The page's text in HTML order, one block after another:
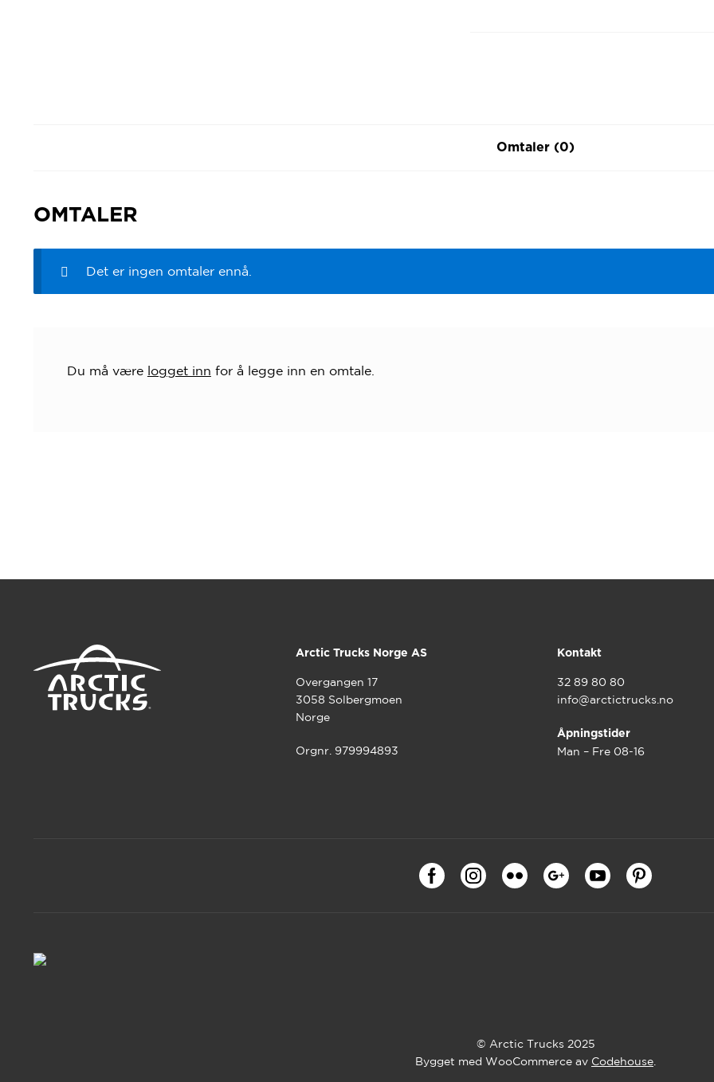
Omtaler (0)
OMTALER
Det er ingen omtaler ennå.
Du må være logget inn for å legge inn en omtale.
Arctic Trucks Norge AS
Overgangen 17
3058 Solbergmoen
Norge
Orgnr. 979994893
Kontakt
32 89 80 80
info@arctictrucks.no
Åpningstider
Man – Fre 08-16
© Arctic Trucks 2025
Bygget med WooCommerce av Codehouse